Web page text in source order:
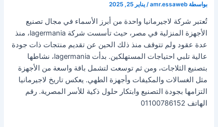
بواسطة amr.essaweb
/يناير 25, 2025
تُعتبر شركة لاجيرمانيا واحدة من أبرز الأسماء في مجال تصنيع
الأجهزة المنزلية في مصر، حيث تأسست شركة lagermania، منذ
عدة عقود ولم تتوقف منذ ذلك الحين عن تقديم منتجات ذات جودة
عالية تلبي احتياجات المستهلكين. بدأت lagermania، نشاطها
بتصنيع الثلاجات، ومن ثم توسعت لتشمل باقة واسعة من الأجهزة
مثل الغسالات والمكيفات وأجهزة الطهي. يعكس تاريخ لاجيرمانيا
التزامها بجودة التصنيع وابتكار حلول ذكية للأسر المصرية. رقم
الهاتف 01100786152